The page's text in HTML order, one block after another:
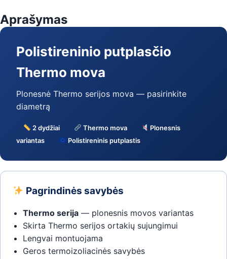
Aprašymas
Polistireninio putplasčio
Thermo mova
Plonesnė Thermo serijos mova — pasirinkite
diametrą
2 dydžiai Thermo mova
Plonesnis
variantas
Polistireninis putplastis
Pagrindinės savybės
Thermo serija — plonesnis movos variantas
Skirta Thermo serijos ortakių sujungimui
Lengvai montuojama
Geros termoizoliacinės savybės